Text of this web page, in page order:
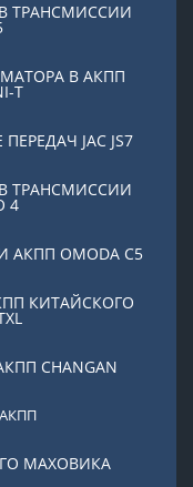
ТРАНСМИССИИ
В АКПП
T
JAC JS7
ТРАНСМИССИИ
4
OMODA C5
КИТАЙСКОГО
CHANGAN
МАХОВИКА